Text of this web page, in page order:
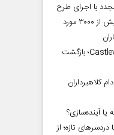
مجدد با اجرای طرح
«پرستار پیگیر» | شناسایی بیش از ۳۰۰۰ مورد
Castlevania: Belmont’s Curse؛ بازگشت
کلاهبرداران
یا آینده‌سازی؟
تازه؛ از